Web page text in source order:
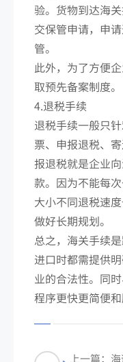
验。货物到达海
交保管申请，申
管。
此外，为了方便
取预先备案制度。
4.退税手续
退税手续一般只
票、申报退税、
报退税就是企业
款。因为不能每
大小不同退税速
做好长期规划。
总之，海关手续
进口时都需提供
业的合法性。同
程序更快更简便和
上一篇：